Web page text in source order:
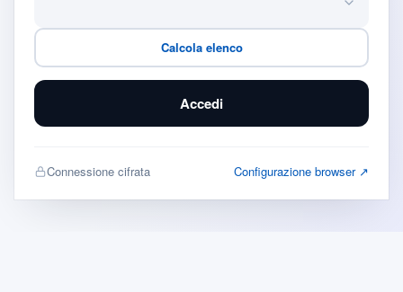
Connessione cifrata Configurazione browser ↗